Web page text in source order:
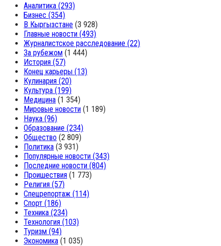
Аналитика (293)
Бизнес (354)
В Кыргызстане (3 928)
Главные новости (493)
Журналистское расследование (22)
За рубежом (1 444)
История (57)
Конец карьеры (13)
Кулинария (20)
Культура (199)
Медицина (1 354)
Мировые новости (1 189)
Наука (96)
Образование (234)
Общество (2 809)
Политика (3 931)
Популярные новости (343)
Последние новости (804)
Проишествия (1 773)
Религия (57)
Спецрепортаж (114)
Спорт (186)
Техника (234)
Технология (103)
Туризм (94)
Экономика (1 035)